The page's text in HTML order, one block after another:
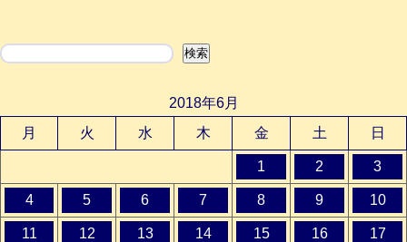
検索 検索
2018年6月
月
火 水 木 金 土 日
1 2 3
4 5 6 7 8 9 10
11 12 13 14 15 16 17